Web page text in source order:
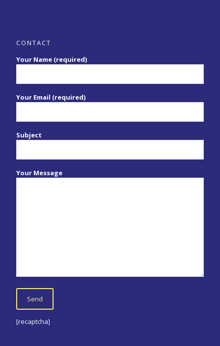
CONTACT
Your Name (required)
Your Email (required)
Subject
Your Message
[recaptcha]